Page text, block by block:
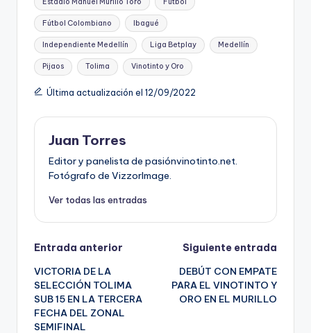
Fútbol Colombiano Ibagué
Independiente Medellín Liga Betplay Medellín
Pijaos Tolima Vinotinto y Oro
Última actualización el 12/09/2022
Juan Torres
Editor y panelista de pasiónvinotinto.net.
Fotógrafo de VizzorImage.
Ver todas las entradas
Navegación
de
entradas
Entrada anterior
VICTORIA DE LA
SELECCIÓN TOLIMA
SUB 15 EN LA TERCERA
FECHA DEL ZONAL
SEMIFINAL
Siguiente entrada
DEBÚT CON EMPATE
PARA EL VINOTINTO Y
ORO EN EL MURILLO